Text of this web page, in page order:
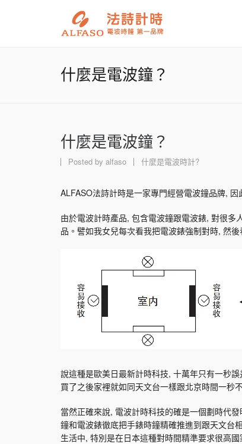
什麼是電波鐘？
什麼是電波鐘？
Posted by alfaso 什麼是電波時計?
ALFASO法詩計時是一家專門經營電波鐘品牌,
由於電波計時產品, 包含電波鐘跟電波錶, 對很
品。譬如我女兒每次看我把電波錶強制對時, 然
說這種是歐美日最新計時科技, 十萬年只有一秒
買了之後家裡就如同天文台一樣跟北京時間一秒
當然正確來說, 電波計時科技的確是一個劃時代
鐘和電波錶徹底把手錶時鐘精確推進到跟天文台
生活中, 特別是在日本這種對時間精準要求很高